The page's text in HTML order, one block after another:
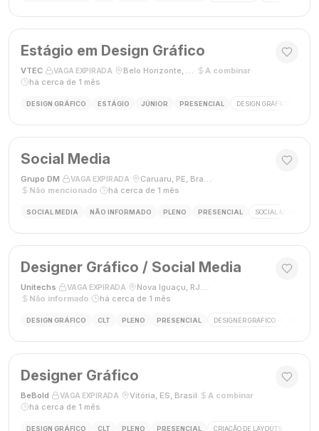
Estágio em Design Gráfico
VTEC VAGA EXPIRADA Belo Horizonte, MG A combinar·
há cerca de 1 mês
DESIGN GRÁFICO ESTÁGIO JÚNIOR PRESENCIAL DESIGN GRÁFICO
Social Media
Grupo DM VAGA EXPIRADA Caruaru, PE, Brasil
Não mencionado
há cerca de 1 mês
SOCIAL MEDIA NÃO INFORMADO PLENO PRESENCIAL SOCIAL MEDIA
Designer Gráfico / Social Media
Unitechs VAGA EXPIRADA Nova Iguaçu, RJ, Brasil
Não informado
há cerca de 1 mês
DESIGN GRÁFICO CLT PLENO PRESENCIAL DESIGNER GRÁFICO
Designer Gráfico
BeBold VAGA EXPIRADA Vitória, ES, Brasil A combinar·
há cerca de 1 mês
DESIGN GRÁFICO CLT PLENO PRESENCIAL CRIAÇÃO DE LAYOUTS